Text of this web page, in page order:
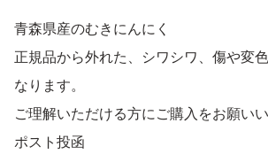
青森県産のむきにんにく
正規品から外れた、シワシワ、傷や変
なります。
ご理解いただける方にご購入をお願いい
ポスト投函